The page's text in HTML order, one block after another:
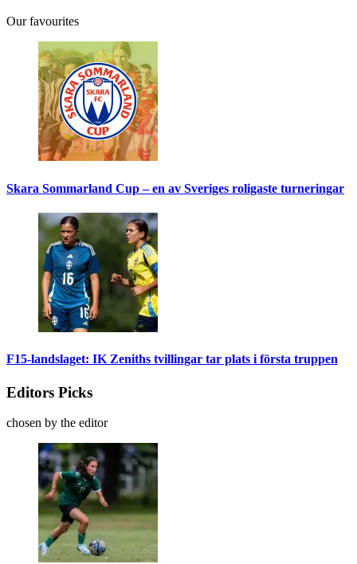
Our favourites
Skara Sommarland Cup – en av Sveriges roligaste turneringar
F15-landslaget: IK Zeniths tvillingar tar plats i första truppen
Editors Picks
chosen by the editor